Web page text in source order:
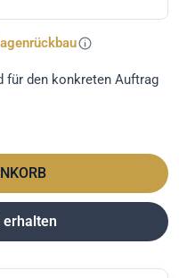
den konkreten Auftrag
erhalten